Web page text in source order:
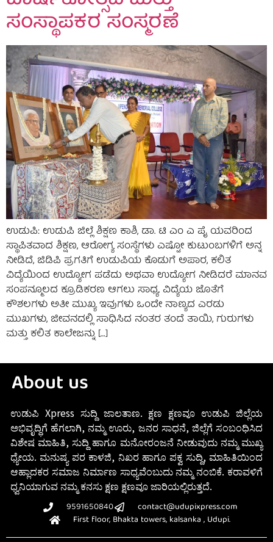
ಸಂಸ್ಥಾಪಕರ ಸಂಸ್ಮರಣೆ
ಉಡುಪಿ: ಉಡುಪಿ ಜಿಲ್ಲೆ ಶಿಕ್ಷಣ ಕಾಶಿ, ಡಾ. ಟಿ ಎಂ ಎ ಪೈ ಯವರಿಂದ
ಸ್ಥಾಪಿತವಾದ ಶಿಕ್ಷಣ, ಆರೋಗ್ಯ ಸಂಸ್ಥೆಗಳು ಎಷ್ಟೋ ಕುಟುಂಬಗಳಿಗೆ ಅನ್ನ
ನೀಡಿದೆ, ಜಿಡಿಪಿ ಪ್ರಗತಿಗೆ ಉಡುಪಿಯ ಕೊಡುಗೆ ಅಪಾರ, ಕಲಿತ
ವಿದ್ಯೆಯಿಂದ ಉದ್ಯೋಗ ಪಡೆದು ಅಥವಾ ಉದ್ಯೋಗ ನೀಡಿದರೆ ಮಾನವ
ಸಂಪನ್ಮೂಲದ ಕ್ರೂಡಿಕರಣ ಆಗಲು ಸಾಧ್ಯ. ವಿದ್ಯೆಯ ಜೊತೆಗೆ
ಕೌಶಲಗಳು ಅತೀ ಮುಖ್ಯ ಇವುಗಳು ಒಂದೇ ನಾಣ್ಯದ ಎರಡು
ಮುಖಗಳು, ಜೀವನದಲ್ಲಿ ಸಾಧಿಸಿದ ನಂತರ ತಂದೆ ತಾಯಿ, ಗುರುಗಳು
ಮತ್ತು ಕಲಿತ ಕಾಲೇಜನ್ನು […]
About us
ಉಡುಪಿ Xpress ಸುದ್ದಿ ಜಾಲತಾಣ. ಕ್ಷಣ ಕ್ಷಣವೂ ಉಡುಪಿ ಜಿಲ್ಲೆಯ
ಅಭಿವೃದ್ಧಿಗೆ ಹೆಗಲಾಗಿ, ನಮ್ಮ ಊರು, ಜನರ ಸಾಧನೆ, ಜಿಲ್ಲೆಗೆ ಸಂಬಂಧಿಸಿದ
ವಿಶೇಷ ಮಾಹಿತಿ, ಸುದ್ದಿ ಹಾಗೂ ಮನೋರಂಜನೆ ನೀಡುವುದು ನಮ್ಮ ಮುಖ್ಯ
ಧ್ಯೇಯ. ಮನುಷ್ಯ ಪರ ಕಾಳಜಿ, ನಿಖರ ಹಾಗೂ ಪಕ್ವ ಸುದ್ದಿ, ಮಾಹಿತಿಯಿಂದ
ಆಹ್ಲಾದಕರ ಸಮಾಜ ನಿರ್ಮಾಣ ಸಾಧ್ಯವೆಂಬುದು ನಮ್ಮ ನಂಬಿಕೆ. ಕರಾವಳಿಗೆ
ಧ್ವನಿಯಾಗುವ ನಮ್ಮ ಕನಸು ಕ್ಷಣ ಕ್ಷಣವೂ ಜಾರಿಯಲ್ಲಿರುತ್ತದೆ.
9591650840
contact@udupixpress.com
First floor, Bhakta towers, kalsanka , Udupi.